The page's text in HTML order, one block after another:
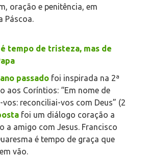
oração e penitência, em
Páscoa.
é tempo de tristeza, mas de
passado foi inspirada na 2ª
aos Coríntios: “Em nome de
reconciliai-vos com Deus” (2
foi um diálogo coração a
a amigo com Jesus. Francisco
é tempo de graça que
vão.